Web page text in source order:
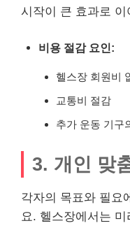
시작이 큰 효과로
비용 절감 요인:
헬스장 회원비
교통비 절감
추가 운동 기구
3. 개인 맞
각자의 목표와 필요
요. 헬스장에서는